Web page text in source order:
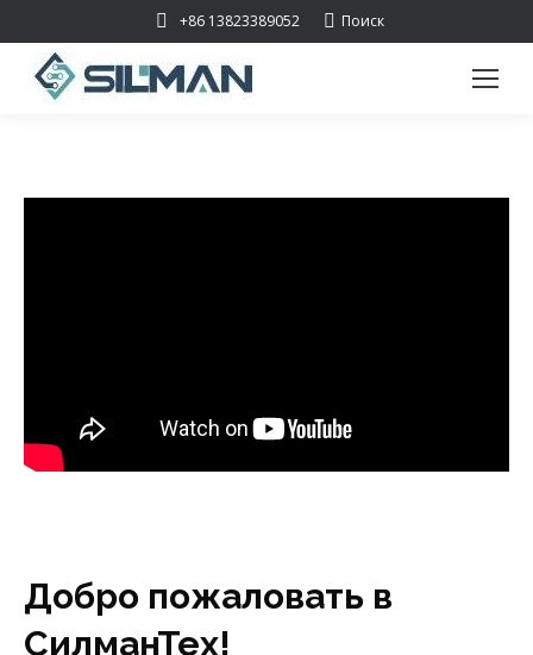
+86 13823389052 Поиск:
Поиск
Добро пожаловать в
СилманТех!